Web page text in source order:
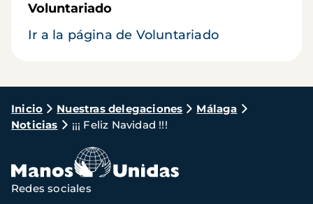
Voluntariado
Ir a la página de Voluntariado
Ruta
de
navegación
Inicio Nuestras delegaciones
Málaga
Noticias
¡¡¡ Feliz Navidad !!!
Redes sociales